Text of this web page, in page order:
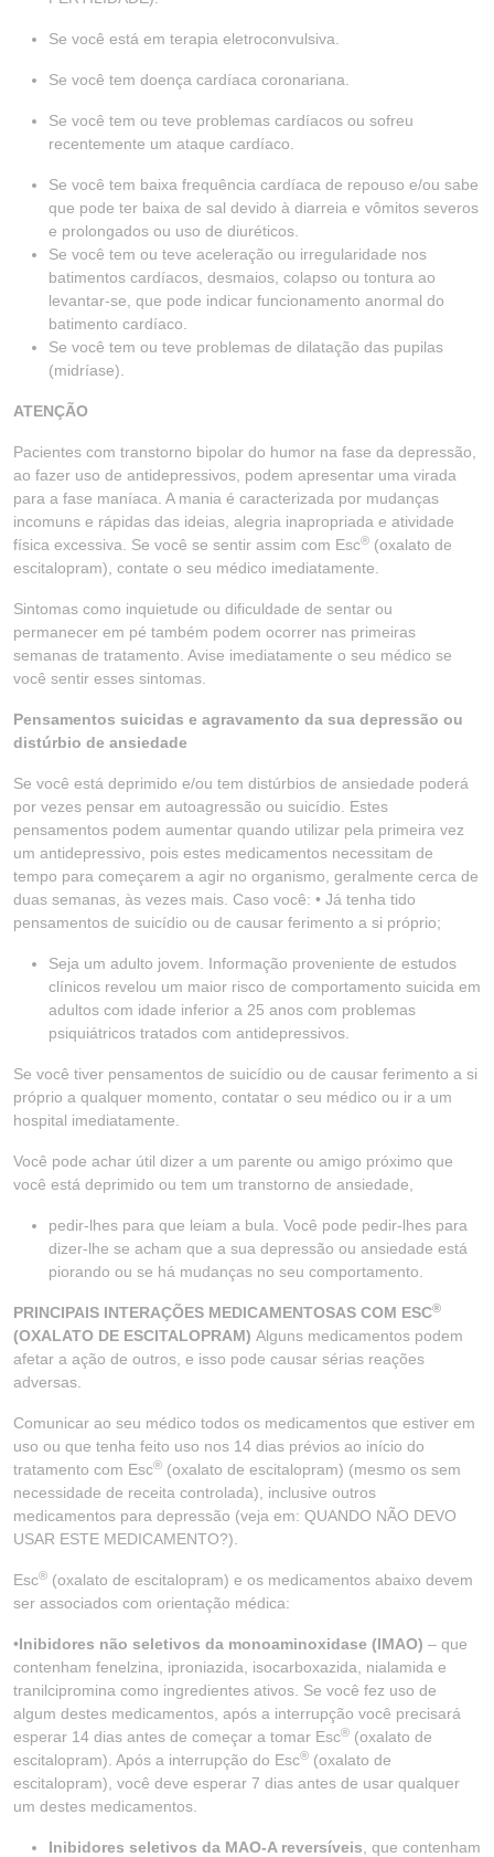
Se você está em terapia eletroconvulsiva.
Se você tem doença cardíaca coronariana.
Se você tem ou teve problemas cardíacos ou sofreu
recentemente um ataque cardíaco.
Se você tem baixa frequência cardíaca de repouso e/ou sabe
que pode ter baixa de sal devido à diarreia e vômitos severos
e prolongados ou uso de diuréticos.
Se você tem ou teve aceleração ou irregularidade nos
batimentos cardíacos, desmaios, colapso ou tontura ao
levantar-se, que pode indicar funcionamento anormal do
batimento cardíaco.
Se você tem ou teve problemas de dilatação das pupilas
(midríase).
ATENÇÃO
Pacientes com transtorno bipolar do humor na fase da depressão,
ao fazer uso de antidepressivos, podem apresentar uma virada
para a fase maníaca. A mania é caracterizada por mudanças
incomuns e rápidas das ideias, alegria inapropriada e atividade
física excessiva. Se você se sentir assim com Esc® (oxalato de
escitalopram), contate o seu médico imediatamente.
Sintomas como inquietude ou dificuldade de sentar ou
permanecer em pé também podem ocorrer nas primeiras
semanas de tratamento. Avise imediatamente o seu médico se
você sentir esses sintomas.
Pensamentos suicidas e agravamento da sua depressão ou
distúrbio de ansiedade
Se você está deprimido e/ou tem distúrbios de ansiedade poderá
por vezes pensar em autoagressão ou suicídio. Estes
pensamentos podem aumentar quando utilizar pela primeira vez
um antidepressivo, pois estes medicamentos necessitam de
tempo para começarem a agir no organismo, geralmente cerca de
duas semanas, às vezes mais. Caso você: • Já tenha tido
pensamentos de suicídio ou de causar ferimento a si próprio;
Seja um adulto jovem. Informação proveniente de estudos
clínicos revelou um maior risco de comportamento suicida em
adultos com idade inferior a 25 anos com problemas
psiquiátricos tratados com antidepressivos.
Se você tiver pensamentos de suicídio ou de causar ferimento a si
próprio a qualquer momento, contatar o seu médico ou ir a um
hospital imediatamente.
Você pode achar útil dizer a um parente ou amigo próximo que
você está deprimido ou tem um transtorno de ansiedade,
pedir-lhes para que leiam a bula. Você pode pedir-lhes para
dizer-lhe se acham que a sua depressão ou ansiedade está
piorando ou se há mudanças no seu comportamento.
PRINCIPAIS INTERAÇÕES MEDICAMENTOSAS COM ESC®
(OXALATO DE ESCITALOPRAM) Alguns medicamentos podem
afetar a ação de outros, e isso pode causar sérias reações
adversas.
Comunicar ao seu médico todos os medicamentos que estiver em
uso ou que tenha feito uso nos 14 dias prévios ao início do
tratamento com Esc® (oxalato de escitalopram) (mesmo os sem
necessidade de receita controlada), inclusive outros
medicamentos para depressão (veja em: QUANDO NÃO DEVO
USAR ESTE MEDICAMENTO?).
Esc® (oxalato de escitalopram) e os medicamentos abaixo devem
ser associados com orientação médica:
•Inibidores não seletivos da monoaminoxidase (IMAO) – que
contenham fenelzina, iproniazida, isocarboxazida, nialamida e
tranilcipromina como ingredientes ativos. Se você fez uso de
algum destes medicamentos, após a interrupção você precisará
esperar 14 dias antes de começar a tomar Esc® (oxalato de
escitalopram). Após a interrupção do Esc® (oxalato de
escitalopram), você deve esperar 7 dias antes de usar qualquer
um destes medicamentos.
Inibidores seletivos da MAO-A reversíveis , que contenham